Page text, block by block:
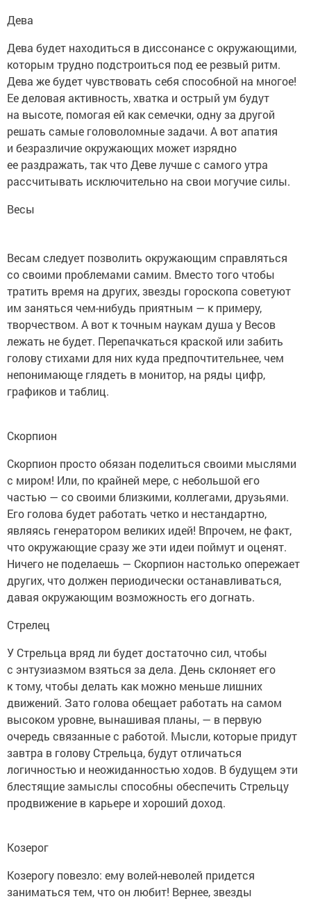
Дева
Дева будет находиться в диссонансе с окружающими,
которым трудно подстроиться под ее резвый ритм.
Дева же будет чувствовать себя способной на многое!
Ее деловая активность, хватка и острый ум будут
на высоте, помогая ей как семечки, одну за другой
решать самые головоломные задачи. А вот апатия
и безразличие окружающих может изрядно
ее раздражать, так что Деве лучше с самого утра
рассчитывать исключительно на свои могучие силы.
Весы
Весам следует позволить окружающим справляться
со своими проблемами самим. Вместо того чтобы
тратить время на других, звезды гороскопа советуют
им заняться чем-нибудь приятным — к примеру,
творчеством. А вот к точным наукам душа у Весов
лежать не будет. Перепачкаться краской или забить
голову стихами для них куда предпочтительнее, чем
непонимающе глядеть в монитор, на ряды цифр,
графиков и таблиц.
Скорпион
Скорпион просто обязан поделиться своими мыслями
с миром! Или, по крайней мере, с небольшой его
частью — со своими близкими, коллегами, друзьями.
Его голова будет работать четко и нестандартно,
являясь генератором великих идей! Впрочем, не факт,
что окружающие сразу же эти идеи поймут и оценят.
Ничего не поделаешь — Скорпион настолько опережает
других, что должен периодически останавливаться,
давая окружающим возможность его догнать.
Стрелец
У Стрельца вряд ли будет достаточно сил, чтобы
с энтузиазмом взяться за дела. День склоняет его
к тому, чтобы делать как можно меньше лишних
движений. Зато голова обещает работать на самом
высоком уровне, вынашивая планы, — в первую
очередь связанные с работой. Мысли, которые придут
завтра в голову Стрельца, будут отличаться
логичностью и неожиданностью ходов. В будущем эти
блестящие замыслы способны обеспечить Стрельцу
продвижение в карьере и хороший доход.
Козерог
Козерогу повезло: ему волей-неволей придется
заниматься тем, что он любит! Вернее, звезды